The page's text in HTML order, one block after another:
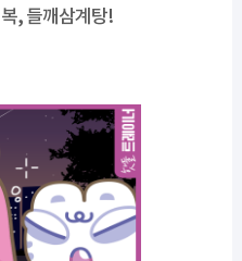
, 들깨삼계탕!